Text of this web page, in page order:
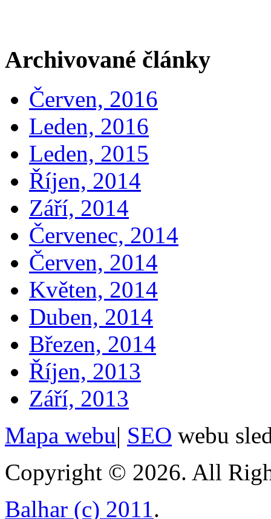
Archivované články
Červen, 2016
Leden, 2016
Leden, 2015
Říjen, 2014
Září, 2014
Červenec, 2014
Červen, 2014
Květen, 2014
Duben, 2014
Březen, 2014
Říjen, 2013
Září, 2013
Mapa webu| SEO webu
Copyright © 2026. All
Balhar (c) 2011.